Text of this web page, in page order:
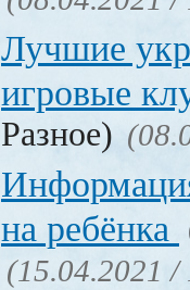
Лучшие
игровые
Разное)
на ребёнка
(15.04.2021 /